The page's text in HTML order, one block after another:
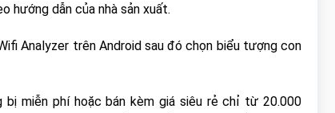
hướng dẫn của nhà sản xuất.
Analyzer trên Android sau đó chọn biểu tượng con
miễn phí hoặc bán kèm giá siêu rẻ chỉ từ 20.000